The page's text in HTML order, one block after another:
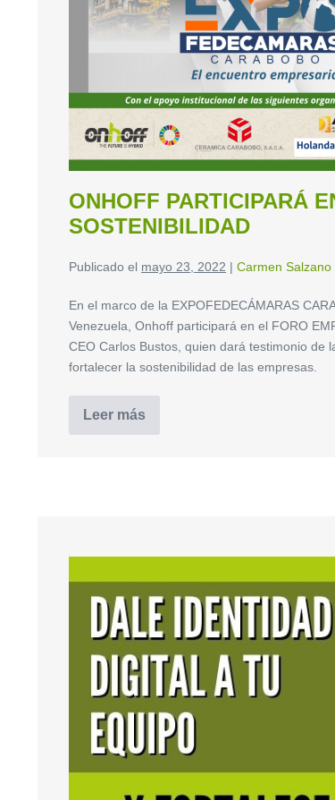
ONHOFF PARTICIPARÁ
SOSTENIBILIDAD
Publicado el mayo 23, 2022 | Carmen Salzano
En el marco de la EXPOFEDECÁMARAS
Venezuela, Onhoff participará en el FORO
CEO Carlos Bustos, quien dará testimonio de
fortalecer la sostenibilidad de las empresas.
Leer más